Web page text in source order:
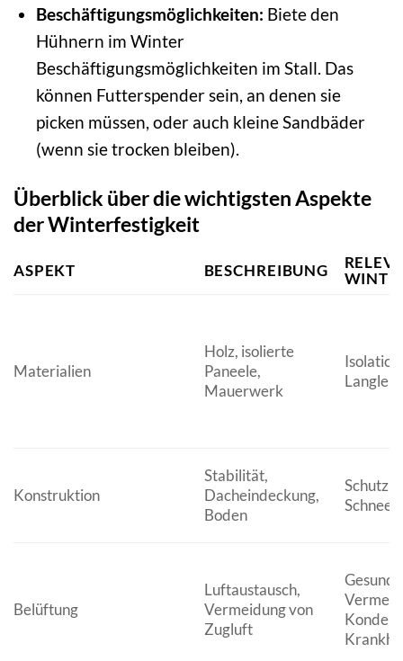
Beschäftigungsmöglichkeiten: Biete den
Hühnern im Winter
Beschäftigungsmöglichkeiten im Stall. Das
können Futterspender sein, an denen sie
picken müssen, oder auch kleine Sandbäder
(wenn sie trocken bleiben).
Überblick über die wichtigsten Aspekte
der Winterfestigkeit
ASPEKT BESCHREIBUNG
Materialien
Holz, isolierte
Paneele,
Mauerwerk
Konstruktion
Stabilität,
Dacheindeckung,
Boden
Schutz
Schnee
Belüftung
Luftaustausch,
Vermeidung von
Zugluft